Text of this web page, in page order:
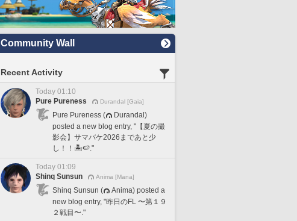
Community Wall
Recent Activity
Today 01:10
Pure Pureness
Durandal [Gaia]
Pure Pureness (
Durandal)
posted a new blog entry, "【夏の撮
影会】サマバケ2026まであと少
し！！🏝️🍉."
Today 01:09
Shinq Sunsun
Anima [Mana]
Shinq Sunsun (
Anima) posted a
new blog entry, "昨日のFL 〜第１９
２戦目〜."